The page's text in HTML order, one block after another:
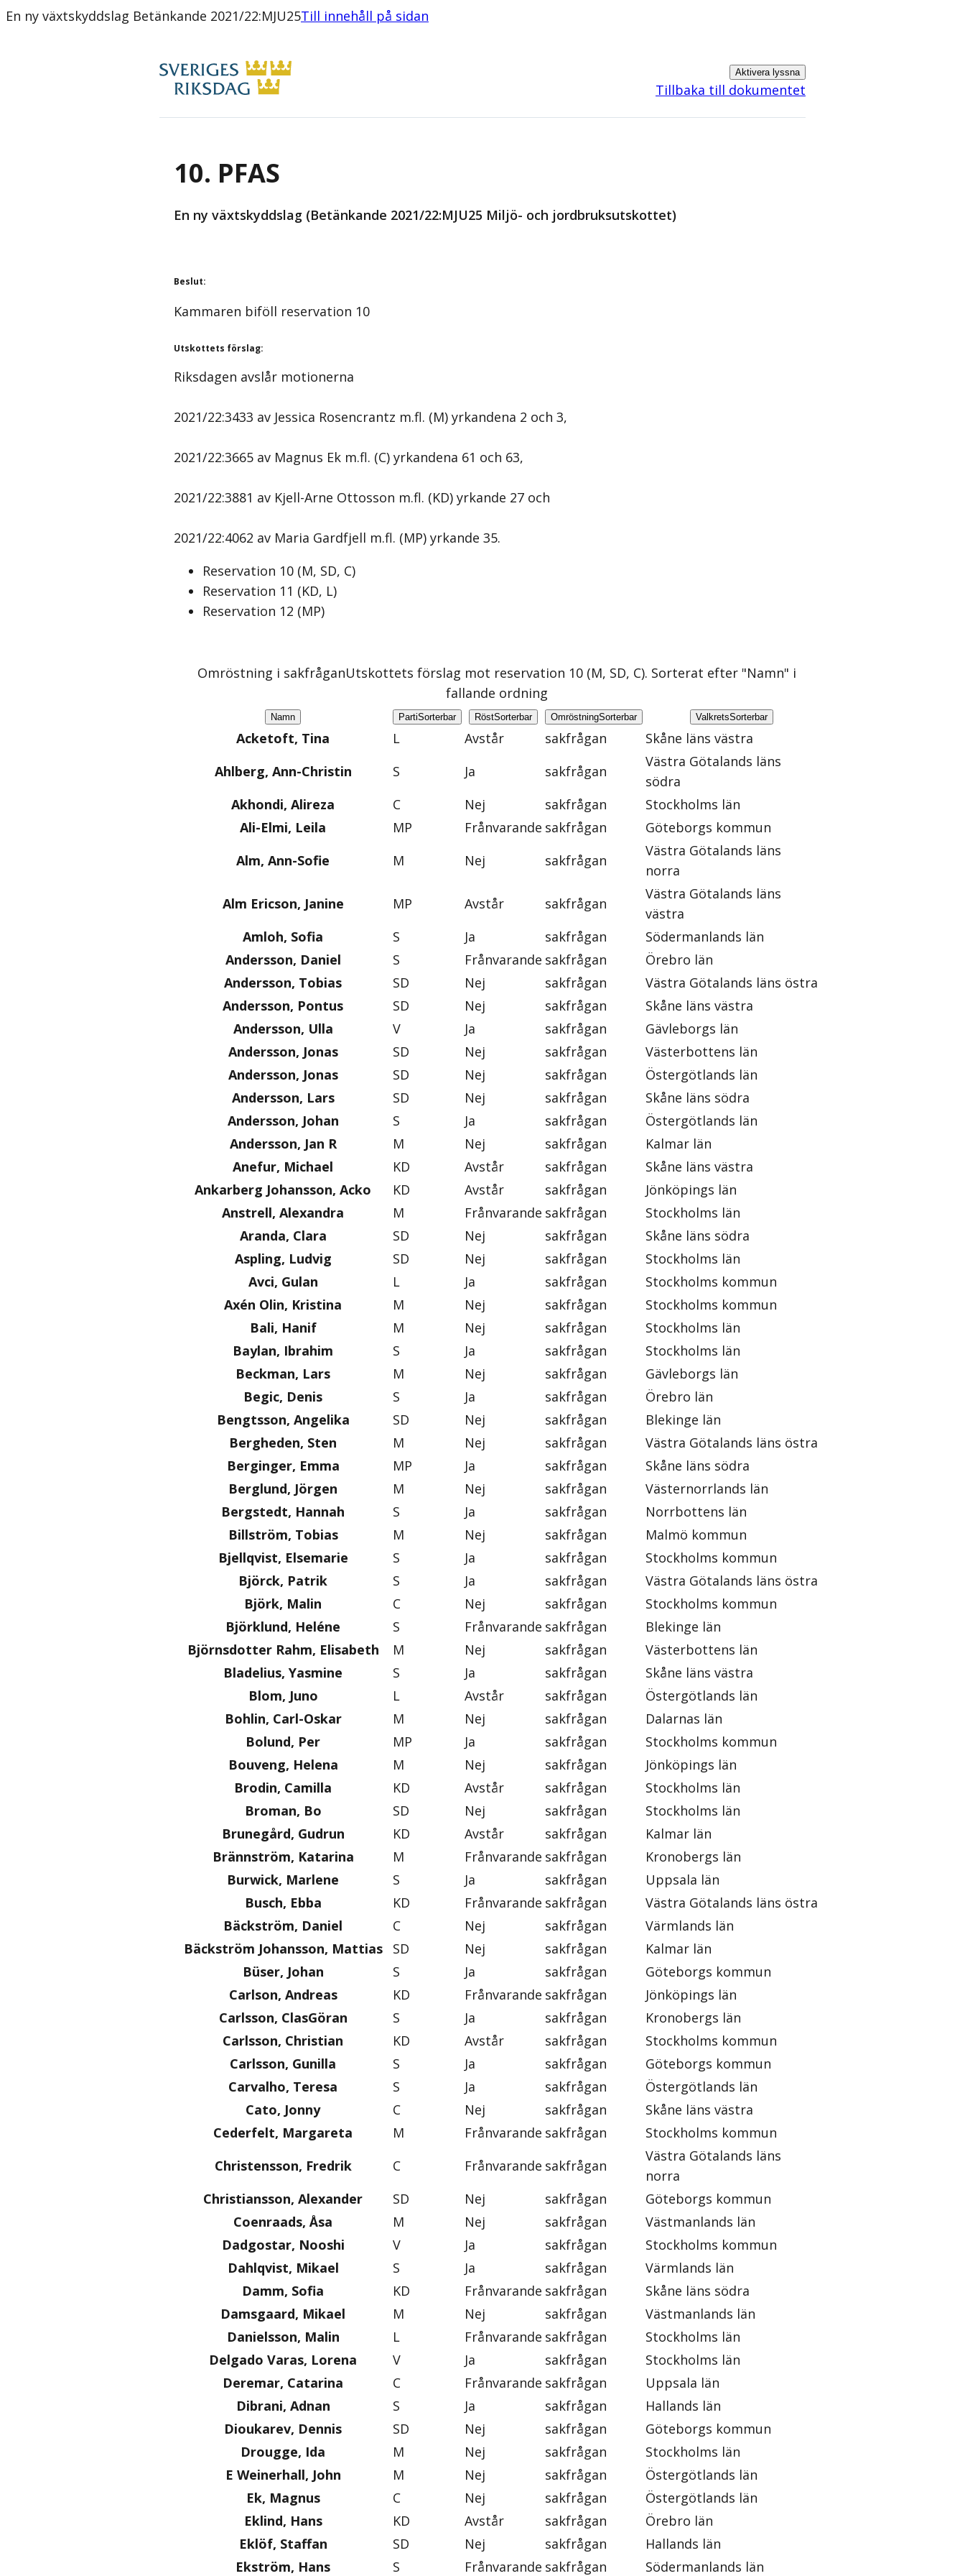
En ny växtskyddslag Betänkande 2021/22:MJU25Till innehåll på sidan
Aktivera lyssna
Tillbaka till dokumentet
10. PFAS
En ny växtskyddslag (Betänkande 2021/22:MJU25 Miljö- och jordbruksutskottet)
Beslut:
Kammaren biföll reservation 10
Utskottets förslag:
Riksdagen avslår motionerna
2021/22:3433 av Jessica Rosencrantz m.fl. (M) yrkandena 2 och 3,
2021/22:3665 av Magnus Ek m.fl. (C) yrkandena 61 och 63,
2021/22:3881 av Kjell-Arne Ottosson m.fl. (KD) yrkande 27 och
2021/22:4062 av Maria Gardfjell m.fl. (MP) yrkande 35.
Reservation 10 (M, SD, C)
Reservation 11 (KD, L)
Reservation 12 (MP)
Omröstning i sakfråganUtskottets förslag mot reservation 10 (M, SD, C). Sorterat efter "Namn" i
fallande ordning
Namn PartiSorterbar RöstSorterbar OmröstningSorterbar ValkretsSorterbar
Acketoft, Tina L Avstår sakfrågan
Skåne läns västra
Ahlberg, Ann-Christin
S Ja sakfrågan
Västra Götalands läns
södra
Akhondi, Alireza
C Nej sakfrågan
Stockholms län
Ali-Elmi, Leila
MP Frånvarande sakfrågan
Göteborgs kommun
Alm, Ann-Sofie
M Nej sakfrågan
Västra Götalands läns
norra
Alm Ericson, Janine
MP Avstår sakfrågan
Västra Götalands läns
västra
Amloh, Sofia
S Ja sakfrågan
Södermanlands län
Andersson, Daniel
S Frånvarande sakfrågan
Örebro län
Andersson, Tobias
SD Nej sakfrågan
Västra Götalands läns östra
Andersson, Pontus
SD Nej sakfrågan
Skåne läns västra
Andersson, Ulla
V Ja sakfrågan
Gävleborgs län
Andersson, Jonas
SD Nej sakfrågan
Västerbottens län
Andersson, Jonas
SD Nej sakfrågan
Östergötlands län
Andersson, Lars
SD Nej sakfrågan
Skåne läns södra
Andersson, Johan
S Ja sakfrågan
Östergötlands län
Andersson, Jan R
M Nej sakfrågan
Kalmar län
Anefur, Michael
KD Avstår sakfrågan
Skåne läns västra
Ankarberg Johansson, Acko
KD Avstår sakfrågan
Jönköpings län
Anstrell, Alexandra
M Frånvarande sakfrågan
Stockholms län
Aranda, Clara
SD Nej sakfrågan
Skåne läns södra
Aspling, Ludvig
SD Nej sakfrågan
Stockholms län
Avci, Gulan
L Ja sakfrågan
Stockholms kommun
Axén Olin, Kristina
M Nej sakfrågan
Stockholms kommun
Bali, Hanif
M Nej sakfrågan
Stockholms län
Baylan, Ibrahim
S Ja sakfrågan
Stockholms län
Beckman, Lars
M Nej sakfrågan
Gävleborgs län
Begic, Denis
S Ja sakfrågan
Örebro län
Bengtsson, Angelika
SD Nej sakfrågan
Blekinge län
Bergheden, Sten
M Nej sakfrågan
Västra Götalands läns östra
Berginger, Emma
MP Ja sakfrågan
Skåne läns södra
Berglund, Jörgen
M Nej sakfrågan
Västernorrlands län
Bergstedt, Hannah
S Ja sakfrågan
Norrbottens län
Billström, Tobias
M Nej sakfrågan
Malmö kommun
Bjellqvist, Elsemarie
S Ja sakfrågan
Stockholms kommun
Björck, Patrik
S Ja sakfrågan
Västra Götalands läns östra
Björk, Malin
C Nej sakfrågan
Stockholms kommun
Björklund, Heléne
S Frånvarande sakfrågan
Blekinge län
Björnsdotter Rahm, Elisabeth
M Nej sakfrågan
Västerbottens län
Bladelius, Yasmine
S Ja sakfrågan
Skåne läns västra
Blom, Juno
L Avstår sakfrågan
Östergötlands län
Bohlin, Carl-Oskar
M Nej sakfrågan
Dalarnas län
Bolund, Per
MP Ja sakfrågan
Stockholms kommun
Bouveng, Helena
M Nej sakfrågan
Jönköpings län
Brodin, Camilla
KD Avstår sakfrågan
Stockholms län
Broman, Bo
SD Nej sakfrågan
Stockholms län
Brunegård, Gudrun
KD Avstår sakfrågan
Kalmar län
Brännström, Katarina
M Frånvarande sakfrågan
Kronobergs län
Burwick, Marlene
S Ja sakfrågan
Uppsala län
Busch, Ebba
KD Frånvarande sakfrågan
Västra Götalands läns östra
Bäckström, Daniel
C Nej sakfrågan
Värmlands län
Bäckström Johansson, Mattias
SD Nej sakfrågan
Kalmar län
Büser, Johan
S Ja sakfrågan
Göteborgs kommun
Carlson, Andreas
KD Frånvarande sakfrågan
Jönköpings län
Carlsson, ClasGöran
S Ja sakfrågan
Kronobergs län
Carlsson, Christian
KD Avstår sakfrågan
Stockholms kommun
Carlsson, Gunilla
S Ja sakfrågan
Göteborgs kommun
Carvalho, Teresa
S Ja sakfrågan
Östergötlands län
Cato, Jonny
C Nej sakfrågan
Skåne läns västra
Cederfelt, Margareta
M Frånvarande sakfrågan
Stockholms kommun
Christensson, Fredrik
C Frånvarande sakfrågan
Västra Götalands läns
norra
Christiansson, Alexander
SD Nej sakfrågan
Göteborgs kommun
Coenraads, Åsa
M Nej sakfrågan
Västmanlands län
Dadgostar, Nooshi
V Ja sakfrågan
Stockholms kommun
Dahlqvist, Mikael
S Ja sakfrågan
Värmlands län
Damm, Sofia
KD Frånvarande sakfrågan
Skåne läns södra
Damsgaard, Mikael
M Nej sakfrågan
Västmanlands län
Danielsson, Malin
L Frånvarande sakfrågan
Stockholms län
Delgado Varas, Lorena
V Ja sakfrågan
Stockholms län
Deremar, Catarina
C Frånvarande sakfrågan
Uppsala län
Dibrani, Adnan
S Ja sakfrågan
Hallands län
Dioukarev, Dennis
SD Nej sakfrågan
Göteborgs kommun
Drougge, Ida
M Nej sakfrågan
Stockholms län
E Weinerhall, John
M Nej sakfrågan
Östergötlands län
Ek, Magnus
C Nej sakfrågan
Östergötlands län
Eklind, Hans
KD Avstår sakfrågan
Örebro län
Eklöf, Staffan
SD Nej sakfrågan
Hallands län
Ekström, Hans
S Frånvarande sakfrågan Södermanlands län